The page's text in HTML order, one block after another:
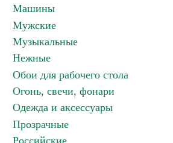
Машины
Мужские
Музыкальные
Нежные
Обои для рабочего стола
Огонь, свечи, фонари
Одежда и аксессуары
Прозрачные